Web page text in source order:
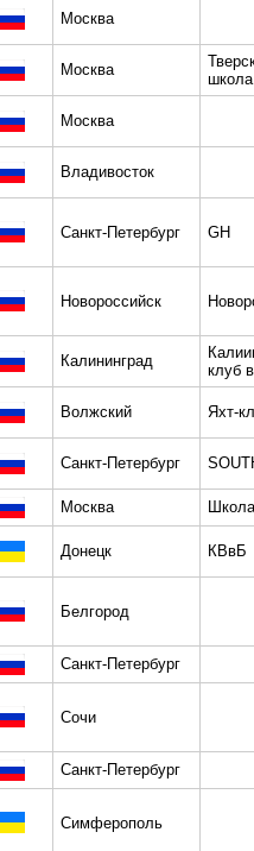
Москва
Москва
школа
Москва
Владивосток
Санкт-Петербург GH
Новороссийск
Калининград
клуб
Волжский Яхт-
Санкт-Петербург
Москва
Донецк КВвБ
Белгород
Санкт-Петербург
Сочи
Санкт-Петербург
Симферополь